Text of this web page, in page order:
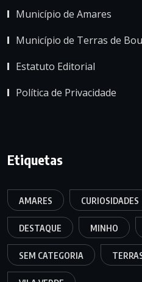
Município de Amares
Município de Terras de
Estatuto Editorial
Política de Privacidade
Etiquetas
AMARES CURIOSIDADES
DESTAQUE MINHO
SEM CATEGORIA